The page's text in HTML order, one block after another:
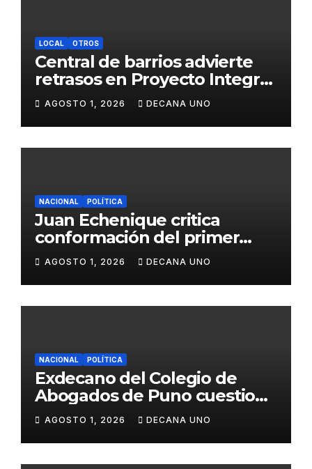
LOCAL OTROS
Central de barrios advierte
retrasos en Proyecto Integral
de Agua y Alcantarillado para
Juliaca
AGOSTO 1, 2026 DECANA UNO
NACIONAL POLÍTICA
Juan Echenique critica
conformación del primer
gabinete ministerial de Keiko
Fujimori
AGOSTO 1, 2026 DECANA UNO
NACIONAL POLÍTICA
Exdecano del Colegio de
Abogados de Puno cuestiona
propuestas sobre seguridad
ciudadana
AGOSTO 1, 2026 DECANA UNO